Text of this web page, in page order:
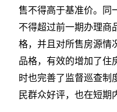
售不得高于基准价。同
不得超过前一期办理商
格，并且对所售房源情
品格，有效的增加了住
时也完善了监督巡查制
民群众好评，也在短期